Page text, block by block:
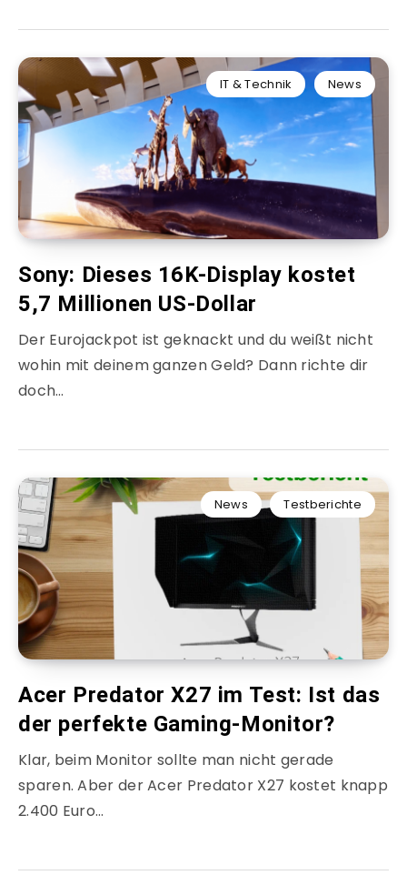
IT & Technik News
Sony: Dieses 16K-Display kostet
5,7 Millionen US-Dollar
Der Eurojackpot ist geknackt und du weißt nicht
wohin mit deinem ganzen Geld? Dann richte dir
doch…
News Testberichte
Acer Predator X27 im Test: Ist das
der perfekte Gaming-Monitor?
Klar, beim Monitor sollte man nicht gerade
sparen. Aber der Acer Predator X27 kostet knapp
2.400 Euro…